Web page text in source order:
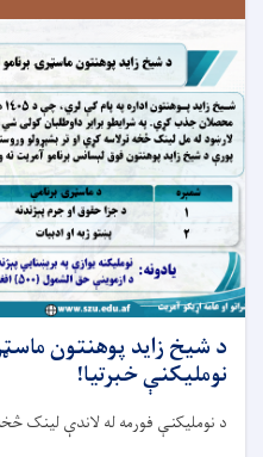
د شيخ زايد پوهنتون
نومليکنې خبرتيا!
د نومليکنې فورمه له لاندې لينک